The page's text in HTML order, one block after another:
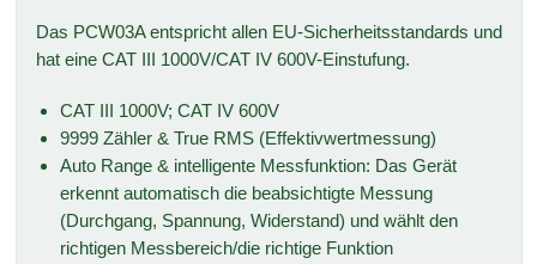
Das PCW03A entspricht allen EU-Sicherheitsstandards und
hat eine CAT III 1000V/CAT IV 600V-Einstufung.
CAT III 1000V; CAT IV 600V
9999 Zähler & True RMS (Effektivwertmessung)
Auto Range & intelligente Messfunktion: Das Gerät
erkennt automatisch die beabsichtigte Messung
(Durchgang, Spannung, Widerstand) und wählt den
richtigen Messbereich/die richtige Funktion